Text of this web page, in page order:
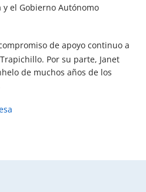
y el Gobierno Autónomo
de apoyo continuo a
Por su parte, Janet
de muchos años de los